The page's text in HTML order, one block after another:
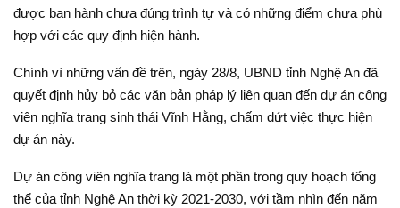
được ban hành chưa đúng trình tự và có những điểm chưa phù
hợp với các quy định hiện hành.
Chính vì những vấn đề trên, ngày 28/8, UBND tỉnh Nghệ An đã
quyết định hủy bỏ các văn bản pháp lý liên quan đến dự án công
viên nghĩa trang sinh thái Vĩnh Hằng, chấm dứt việc thực hiện
dự án này.
Dự án công viên nghĩa trang là một phần trong quy hoạch tổng
thể của tỉnh Nghệ An thời kỳ 2021-2030, với tầm nhìn đến năm